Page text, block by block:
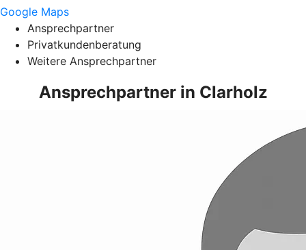
Google Maps
Ansprechpartner
Privatkundenberatung
Weitere Ansprechpartner
Ansprechpartner in Clarholz